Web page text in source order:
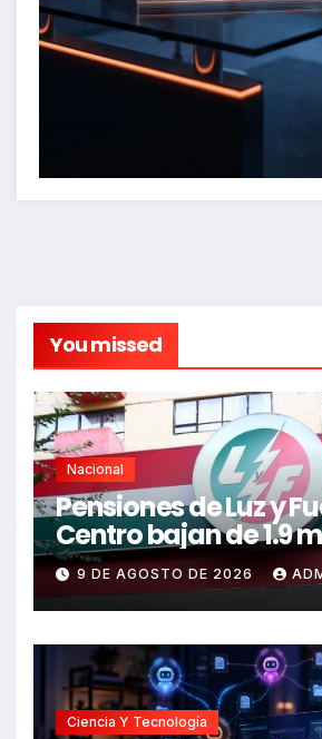
You missed
Nacional
Pensiones de Luz y
Centro bajan de 1.9
56 mil pesos
9 DE AGOSTO DE 2026
Ciencia Y Tecnología